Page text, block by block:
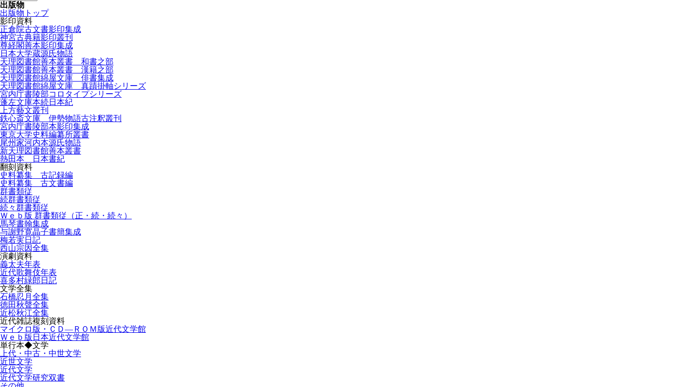
出版物
出版物トップ
影印資料
正倉院古文書影印集成
神宮古典籍影印叢刊
尊経閣善本影印集成
日本大学蔵源氏物語
天理図書館善本叢書 和書之部
天理図書館善本叢書 漢籍之部
天理図書館綿屋文庫 俳書集成
天理図書館綿屋文庫 真蹟掛軸シリーズ
宮内庁書陵部コロタイプシリーズ
蓬左文庫本続日本紀
上方藝文叢刊
鉄心斎文庫 伊勢物語古注釈叢刊
宮内庁書陵部本影印集成
東京大学史料編纂所叢書
尾州家河内本源氏物語
新天理図書館善本叢書
熱田本 日本書紀
翻刻資料
史料纂集 古記録編
史料纂集 古文書編
群書類従
続群書類従
続々群書類従
Ｗｅｂ版 群書類従（正・続・続々）
馬琴書翰集成
与謝野寛晶子書簡集成
梅若実日記
西山宗因全集
演劇資料
義太夫年表
近代歌舞伎年表
喜多村緑郎日記
文学全集
石橋忍月全集
徳田秋聲全集
近松秋江全集
近代雑誌複刻資料
マイクロ版・ＣＤ―ＲＯＭ版近代文学館
Ｗｅｂ版日本近代文学館
単行本◆文学
上代・中古・中世文学
近世文学
近代文学
近代文学研究双書